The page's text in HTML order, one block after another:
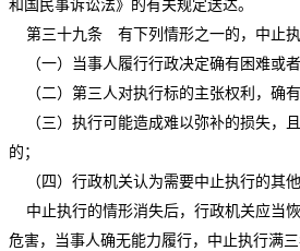
和国民事诉讼法》的有关规定送达。
第三十九条 有下列情形之一的，中止执
（一）当事人履行行政决定确有困难或者
（二）第三人对执行标的主张权利，确有
（三）执行可能造成难以弥补的损失，
的；
（四）行政机关认为需要中止执行的其他
中止执行的情形消失后，行政机关应当
危害，当事人确无能力履行，中止执行满